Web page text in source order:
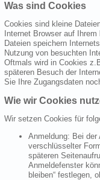
Was sind Cookies
Cookies sind kleine
Internet Browser auf
Dateien speichern
Nutzung von besuchten
Oftmals wird in Cookies
späteren Besuch der
Sie Ihre Zugangsdaten
Wie wir Cookies
Wir setzen Cookies für
Anmeldung: Bei der
verschlüsselter
späteren
Anmeldefenster
bleiben“ festlegen,